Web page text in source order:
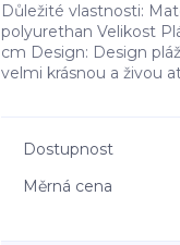
Důležité vlastnosti:
polyurethan Velikost
cm Design: Design
velmi krásnou a živou
Dostupnost
Měrná cena